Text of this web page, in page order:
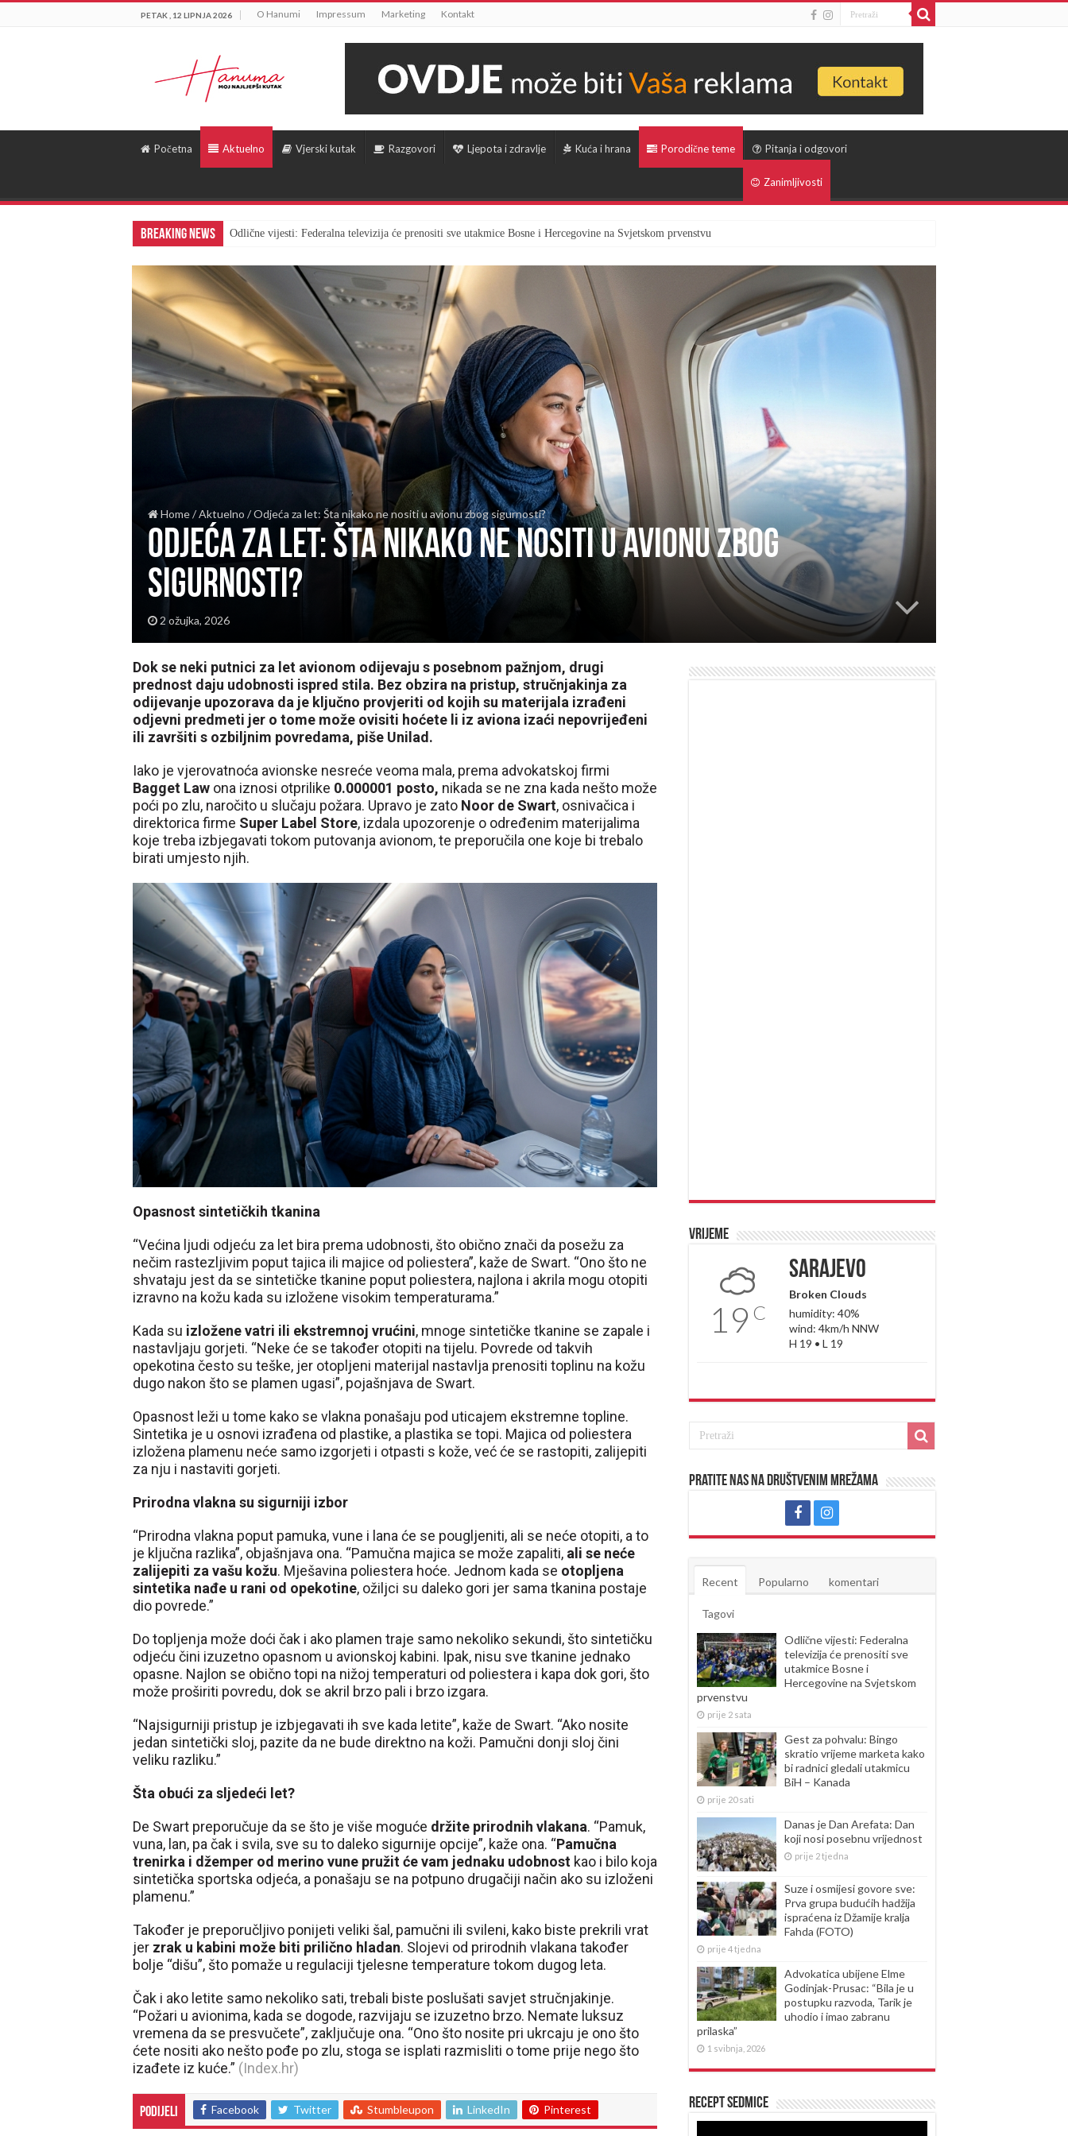
PETAK , 12 LIPNJA 2026 O Hanumi Impressum Marketing Kontakt
Početna Aktuelno Vjerski kutak Razgovori Ljepota i zdravlje Kuća i hrana Porodične teme Pitanja i odgovori
Zanimljivosti
Breaking News Odlične vijesti: Federalna televizija će prenositi sve utakmice Bosne i Hercegovine na Svjetskom prvenstvu
Home/Aktuelno /Odjeća za let: Šta nikako ne nositi u avionu zbog sigurnosti?
Odjeća za let: Šta nikako ne nositi u avionu zbog
sigurnosti?
2 ožujka, 2026
Dok se neki putnici za let avionom odijevaju s posebnom pažnjom, drugi
prednost daju udobnosti ispred stila. Bez obzira na pristup, stručnjakinja za
odijevanje upozorava da je ključno provjeriti od kojih su materijala izrađeni
odjevni predmeti jer o tome može ovisiti hoćete li iz aviona izaći nepovrijeđeni
ili završiti s ozbiljnim povredama, piše Unilad.
Iako je vjerovatnoća avionske nesreće veoma mala, prema advokatskoj firmi
Bagget Law ona iznosi otprilike 0.000001 posto, nikada se ne zna kada nešto može
poći po zlu, naročito u slučaju požara. Upravo je zato Noor de Swart, osnivačica i
direktorica firme Super Label Store, izdala upozorenje o određenim materijalima
koje treba izbjegavati tokom putovanja avionom, te preporučila one koje bi trebalo
birati umjesto njih.
Opasnost sintetičkih tkanina
“Većina ljudi odjeću za let bira prema udobnosti, što obično znači da posežu za
nečim rastezljivim poput tajica ili majice od poliestera”, kaže de Swart. “Ono što ne
shvataju jest da se sintetičke tkanine poput poliestera, najlona i akrila mogu otopiti
izravno na kožu kada su izložene visokim temperaturama.”
Kada su izložene vatri ili ekstremnoj vrućini, mnoge sintetičke tkanine se zapale i
nastavljaju gorjeti. “Neke će se također otopiti na tijelu. Povrede od takvih
opekotina često su teške, jer otopljeni materijal nastavlja prenositi toplinu na kožu
dugo nakon što se plamen ugasi”, pojašnjava de Swart.
Opasnost leži u tome kako se vlakna ponašaju pod uticajem ekstremne topline.
Sintetika je u osnovi izrađena od plastike, a plastika se topi. Majica od poliestera
izložena plamenu neće samo izgorjeti i otpasti s kože, već će se rastopiti, zalijepiti
za nju i nastaviti gorjeti.
Prirodna vlakna su sigurniji izbor
“Prirodna vlakna poput pamuka, vune i lana će se pougljeniti, ali se neće otopiti, a to
je ključna razlika”, objašnjava ona. “Pamučna majica se može zapaliti, ali se neće
zalijepiti za vašu kožu. Mješavina poliestera hoće. Jednom kada se otopljena
sintetika nađe u rani od opekotine, ožiljci su daleko gori jer sama tkanina postaje
dio povrede.”
Do topljenja može doći čak i ako plamen traje samo nekoliko sekundi, što sintetičku
odjeću čini izuzetno opasnom u avionskoj kabini. Ipak, nisu sve tkanine jednako
opasne. Najlon se obično topi na nižoj temperaturi od poliestera i kapa dok gori, što
može proširiti povredu, dok se akril brzo pali i brzo izgara.
“Najsigurniji pristup je izbjegavati ih sve kada letite”, kaže de Swart. “Ako nosite
jedan sintetički sloj, pazite da ne bude direktno na koži. Pamučni donji sloj čini
veliku razliku.”
Šta obući za sljedeći let?
De Swart preporučuje da se što je više moguće držite prirodnih vlakana. “Pamuk,
vuna, lan, pa čak i svila, sve su to daleko sigurnije opcije”, kaže ona. “Pamučna
trenirka i džemper od merino vune pružit će vam jednaku udobnost kao i bilo koja
sintetička sportska odjeća, a ponašaju se na potpuno drugačiji način ako su izloženi
plamenu.”
Također je preporučljivo ponijeti veliki šal, pamučni ili svileni, kako biste prekrili vrat
jer zrak u kabini može biti prilično hladan. Slojevi od prirodnih vlakana također
bolje “dišu”, što pomaže u regulaciji tjelesne temperature tokom dugog leta.
Čak i ako letite samo nekoliko sati, trebali biste poslušati savjet stručnjakinje.
“Požari u avionima, kada se dogode, razvijaju se izuzetno brzo. Nemate luksuz
vremena da se presvučete”, zaključuje ona. “Ono što nosite pri ukrcaju je ono što
ćete nositi ako nešto pođe po zlu, stoga se isplati razmisliti o tome prije nego što
izađete iz kuće.” (Index.hr)
Podijeli Facebook Twitter Stumbleupon LinkedIn Pinterest
Vrijeme
19 C
Sarajevo
Broken Clouds
humidity: 40%
wind: 4km/h NNW
H 19 • L 19
Pratite nas na društvenim mrežama
Recent Popularno komentari
Tagovi
Odlične vijesti: Federalna
televizija će prenositi sve
utakmice Bosne i
Hercegovine na Svjetskom
prvenstvu
prije 2 sata
Gest za pohvalu: Bingo
skratio vrijeme marketa kako
bi radnici gledali utakmicu
BiH – Kanada
prije 20 sati
Danas je Dan Arefata: Dan
koji nosi posebnu vrijednost
prije 2 tjedna
Suze i osmijesi govore sve:
Prva grupa budućih hadžija
ispraćena iz Džamije kralja
Fahda (FOTO)
prije 4 tjedna
Advokatica ubijene Elme
Godinjak-Prusac: “Bila je u
postupku razvoda, Tarik je
uhodio i imao zabranu
prilaska”
1 svibnja, 2026
Recept sedmice